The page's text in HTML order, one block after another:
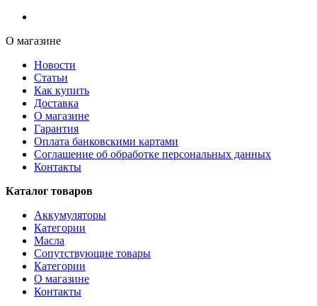
О магазине
Новости
Статьи
Как купить
Доставка
О магазине
Гарантия
Оплата банковскими картами
Соглашение об обработке персональных данных
Контакты
Каталог товаров
Аккумуляторы
Категории
Масла
Сопутствующие товары
Категории
О магазине
Контакты